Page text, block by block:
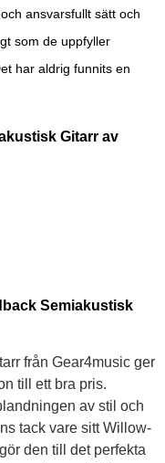
ansvarsfullt sätt och
som de uppfyller
har aldrig funnits en
Gitarr av
Semiakustisk
från Gear4music ger
till ett bra pris.
av stil och
tack vare sitt Willow-
den till det perfekta